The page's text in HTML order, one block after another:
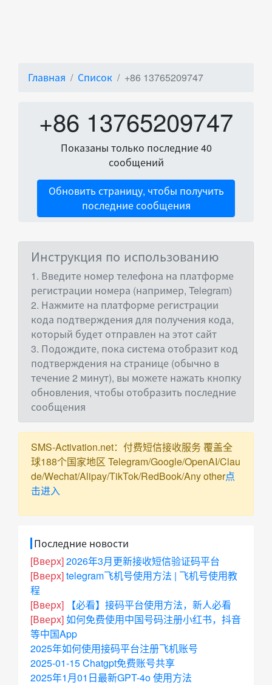
Главная Список +86 13765209747
+86 13765209747
Показаны только последние 40
сообщений
Обновить страницу, чтобы получить
последние сообщения
Инструкция по использованию
1. Введите номер телефона на платформе
регистрации номера (например, Telegram)
2. Нажмите на платформе регистрации
кода подтверждения для получения кода,
который будет отправлен на этот сайт
3. Подождите, пока система отобразит код
подтверждения на странице (обычно в
течение 2 минут), вы можете нажать кнопку
обновления, чтобы отобразить последние
сообщения
SMS-Activation.net：付费短信接收服务 覆盖全
球188个国家地区 Telegram/Google/OpenAI/Clau
de/Wechat/Alipay/TikTok/RedBook/Any other点
击进入
Последние новости
[Вверх]2026年3月更新接收短信验证码平台
[Вверх]telegram飞机号使用方法 | 飞机号使用教
程
[Вверх]
【必看】接码平台使用方法，新人必看
[Вверх]如何免费使用中国号码注册小红书，抖音
等中国App
2025年如何使用接码平台注册飞机账号
2025-01-15 Chatgpt免费账号共享
2025年1月01日最新GPT-4o 使用方法